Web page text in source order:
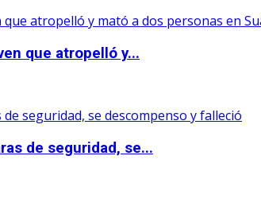
que atropelló y...
de seguridad, se...